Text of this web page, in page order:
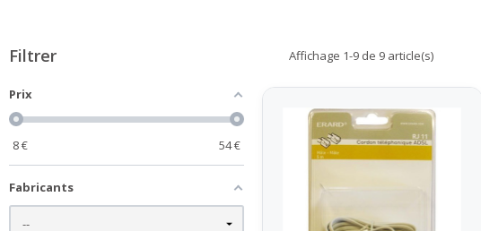
Filtrer
Prix
8€ 54€
Fabricants
Affichage 1-9 de 9 article(s)